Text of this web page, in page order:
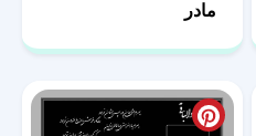
مادر